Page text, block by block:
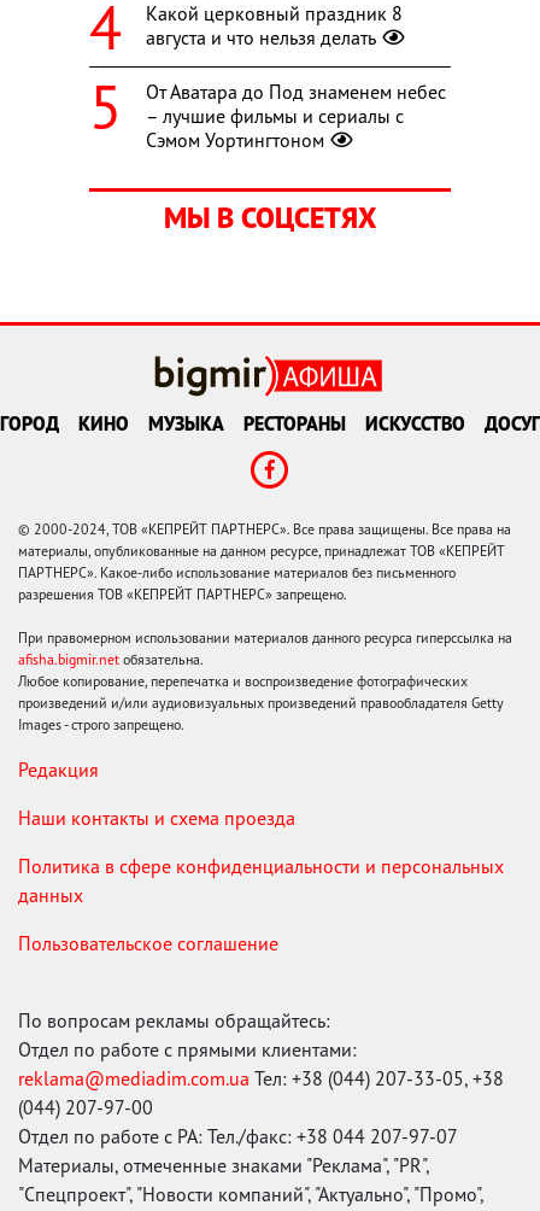
Какой церковный праздник 8
августа и что нельзя делать
От Аватара до Под знаменем небес
– лучшие фильмы и сериалы с
Сэмом Уортингтоном
МЫ В СОЦСЕТЯХ
ГОРОД КИНО МУЗЫКА РЕСТОРАНЫ ИСКУССТВО ДОСУГ
© 2000-2024, ТОВ «КЕПРЕЙТ ПАРТНЕРС». Все права защищены. Все права на
материалы, опубликованные на данном ресурсе, принадлежат ТОВ «КЕПРЕЙТ
ПАРТНЕРС». Какое-либо использование материалов без письменного
разрешения ТОВ «КЕПРЕЙТ ПАРТНЕРС» запрещено.
При правомерном использовании материалов данного ресурса гиперссылка на
afisha.bigmir.net обязательна.
Любое копирование, перепечатка и воспроизведение фотографических
произведений и/или аудиовизуальных произведений правообладателя Getty
Images - строго запрещено.
Редакция
Наши контакты и схема проезда
Политика в сфере конфиденциальности и персональных
данных
Пользовательское соглашение
По вопросам рекламы обращайтесь:
Отдел по работе с прямыми клиентами:
reklama@mediadim.com.ua Тел: +38 (044) 207-33-05, +38
(044) 207-97-00
Отдел по работе с РА: Тел./факс: +38 044 207-97-07
Материалы, отмеченные знаками "Реклама", "PR",
"Спецпроект", "Новости компаний", "Актуально", "Промо",